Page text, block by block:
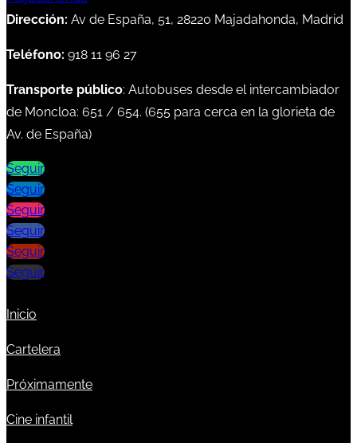
Dirección: Av de España, 51, 28220 Majadahonda, Madrid
Teléfono: 918 11 96 27
Transporte público: Autobuses desde el intercambiador
de Moncloa: 651 / 654. (655 para cerca en la glorieta de
Av. de España)
Seguir
Seguir
Seguir
Seguir
Seguir
Seguir
Inicio
Cartelera
Próximamente
Cine infantil